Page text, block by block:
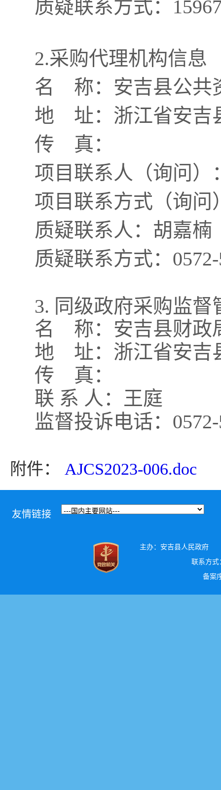
质疑联系方式：
2.采购代理机构信息
名 称： 安吉县公共
地 址： 浙江省安吉
传 真：
项目联系人（询问）
项目联系方式（询问
质疑联系人： 胡嘉楠
质疑联系方式：
3. 同级政府采购监督
名 称：安吉县财政
地 址：浙江省安吉
传 真：
联 系 人：王庭
监督投诉电话：0572-
附件： AJCS2023-006.doc
友情链接
主办：安吉县人民政府
联系方式
备案